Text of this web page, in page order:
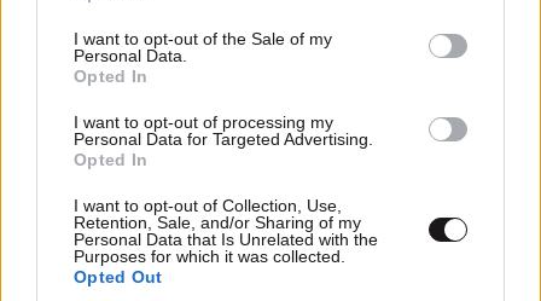
use your data for below specified purposes in below Google
consent section.
I want to opt-out of the Sale of my
Personal Data.
Opted In
I want to opt-out of processing my
Personal Data for Targeted Advertising.
Opted In
I want to opt-out of Collection, Use,
Retention, Sale, and/or Sharing of my
Personal Data that Is Unrelated with the
Purposes for which it was collected.
Opted Out
ΔΙΑΤΡΟΦΗ07·08·2026 08:32
ύπνο για καλύτερα επίπεδα σακχάρου στο αίμα